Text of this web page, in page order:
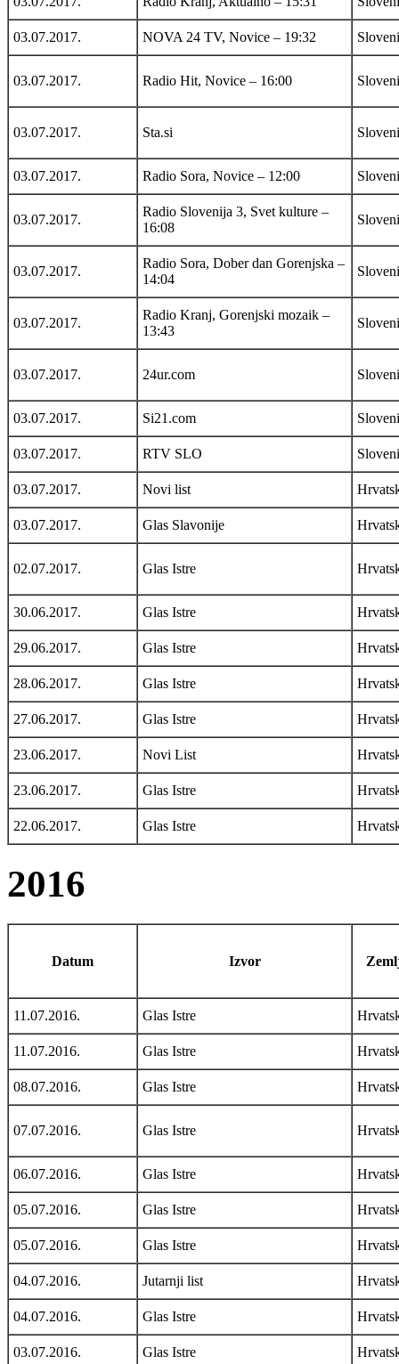
03.07.2017. NOVA 24 TV, Novice – 19:32
03.07.2017. Radio Hit, Novice – 16:00
03.07.2017. Sta.si
03.07.2017. Radio Sora, Novice – 12:00
03.07.2017.
Radio Slovenija 3, Svet kulture –
16:08
03.07.2017.
Radio Sora, Dober dan Gorenjska –
14:04
03.07.2017.
Radio Kranj, Gorenjski mozaik –
13:43
03.07.2017. 24ur.com
03.07.2017. Si21.com
03.07.2017. RTV SLO
03.07.2017. Novi list
03.07.2017. Glas Slavonije
02.07.2017. Glas Istre
30.06.2017. Glas Istre
29.06.2017. Glas Istre
28.06.2017. Glas Istre
27.06.2017. Glas Istre
23.06.2017. Novi List
23.06.2017. Glas Istre
22.06.2017. Glas Istre
2016
Datum Izvor
11.07.2016. Glas Istre
11.07.2016. Glas Istre
08.07.2016. Glas Istre
07.07.2016. Glas Istre
06.07.2016. Glas Istre
05.07.2016. Glas Istre
05.07.2016. Glas Istre
04.07.2016. Jutarnji list
04.07.2016. Glas Istre
03.07.2016. Glas Istre